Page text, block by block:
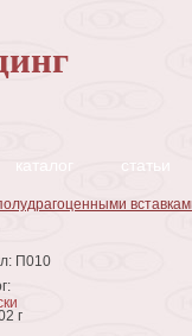
каталог статьи
П010
г